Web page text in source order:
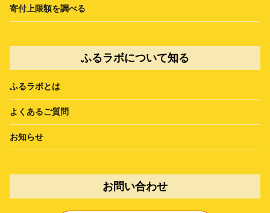
寄付上限額を調べる
ふるラボについて知る
ふるラボとは
よくあるご質問
お知らせ
お問い合わせ